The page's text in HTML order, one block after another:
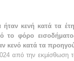
ήταν κενή κατά τα
το φόρο
κενό κατά τα
από την εκμίσθωση